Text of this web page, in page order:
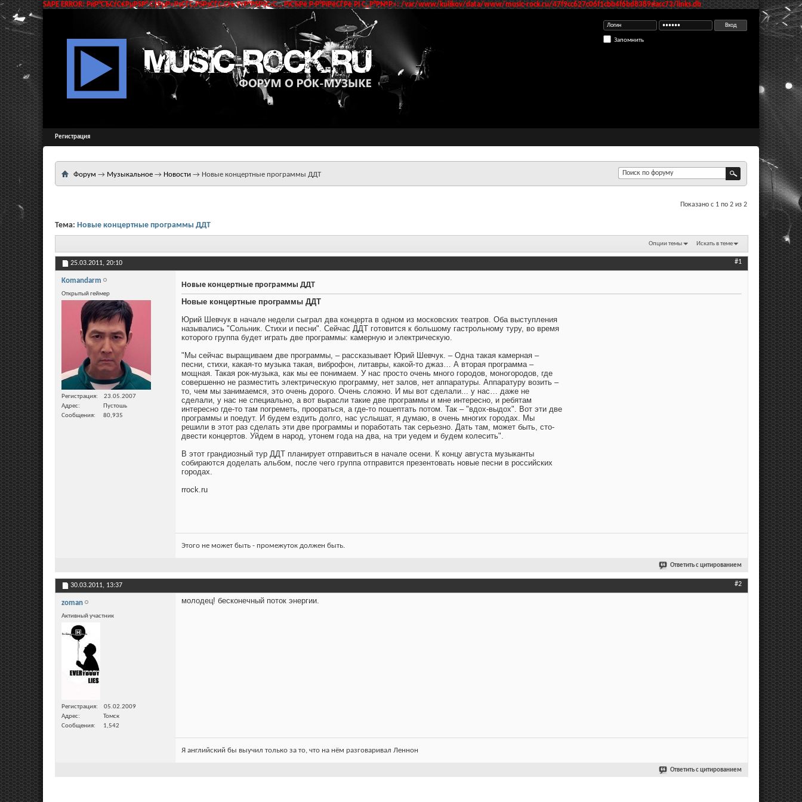
SAPE ERROR: РќР°СЂСѓС€РµРЅР° С†РµР»РѕСЃС‚РЅРѕСЃС‚СЊ РґР°РЅРЅС‹С… РїСЂРё Р·Р°РїРёСЃРё РІ С„Р°Р№Р»: /var/www/kulikov/data/www/music-rock.ru/47f9cc627c06f1cbb4f6bd8389dacc73/links.db
Запомнить
Регистрация
Форум → Музыкальное → Новости → Новые концертные программы ДДТ
Показано с 1 по 2 из 2
Тема: Новые концертные программы ДДТ
Опции темы Искать в теме
25.03.2011, 20:10 #1
Komandarm
Открытый геймер
Регистрация
23.05.2007
Адрес
Пустошь
Сообщения
80,935
Новые концертные программы ДДТ
Новые концертные программы ДДТ
Юрий Шевчук в начале недели сыграл два концерта в одном из московских театров. Оба выступления
назывались "Сольник. Стихи и песни". Сейчас ДДТ готовится к большому гастрольному туру, во время
которого группа будет играть две программы: камерную и электрическую.
"Мы сейчас выращиваем две программы, – рассказывает Юрий Шевчук. – Одна такая камерная –
песни, стихи, какая-то музыка такая, виброфон, литавры, какой-то джаз… А вторая программа –
мощная. Такая рок-музыка, как мы ее понимаем. У нас просто очень много городов, моногородов, где
совершенно не разместить электрическую программу, нет залов, нет аппаратуры. Аппаратуру возить –
то, чем мы занимаемся, это очень дорого. Очень сложно. И мы вот сделали... у нас… даже не
сделали, у нас не специально, а вот вырасли такие две программы и мне интересно, и ребятам
интересно где-то там погреметь, проораться, а где-то пошептать потом. Так – "вдох-выдох". Вот эти две
программы и поедут. И будем ездить долго, нас услышат, я думаю, в очень многих городах. Мы
решили в этот раз сделать эти две программы и поработать так серьезно. Дать там, может быть, сто-
двести концертов. Уйдем в народ, утонем года на два, на три уедем и будем колесить".
В этот грандиозный тур ДДТ планирует отправиться в начале осени. К концу августа музыканты
собираются доделать альбом, после чего группа отправится презентовать новые песни в российских
городах.
rrock.ru
Этого не может быть - промежуток должен быть.
Ответить с цитированием
30.03.2011, 13:37 #2
zoman
Активный участник
Регистрация
05.02.2009
Адрес
Томск
Сообщения
1,542
молодец! бесконечный поток энергии.
Я английский бы выучил только за то, что на нём разговаривал Леннон
Ответить с цитированием